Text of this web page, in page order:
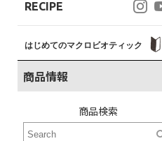
RECIPE
はじめてのマクロビオティック
商品情報
商品検索